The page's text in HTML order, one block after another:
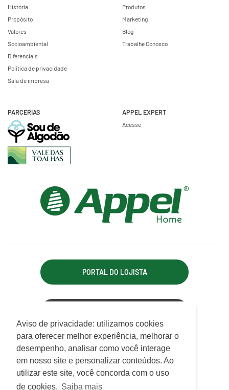
Utilizamos cookies para oferecer melhor
experiência, melhorar o desempenho, analisar
como você interage em nosso site e
personalizar conteúdo.
História
Propósito
Valores
Socioambiental
Diferenciais
Política de privacidade
Sala de impresa
Produtos
Marketing
Blog
Trabalhe Conosco
PARCERIAS APPEL EXPERT
Acesse
PORTAL DO LOJISTA
APPEL INDÚSTRIA TÊXTIL LTDA.
Rodovia Antônio Heil, km 21, 7.550 - Limoeiro
CEP 88352-502 - Brusque - SC
ATENDIMENTO
De Segunda a Sexta das 07h30 às 12h e das 13h às 17h15
Aviso de privacidade: utilizamos cookies
para oferecer melhor experiência, melhorar o
desempenho, analisar como você interage
em nosso site e personalizar conteúdos. Ao
utilizar este site, você concorda com o uso
de cookies. Saiba mais